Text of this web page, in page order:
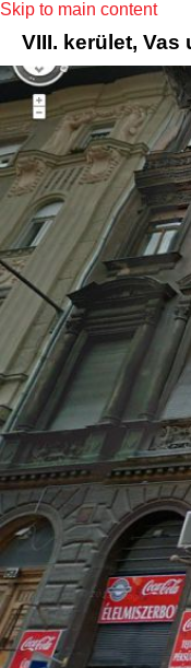
Skip to main content
VIII. kerület, Vas